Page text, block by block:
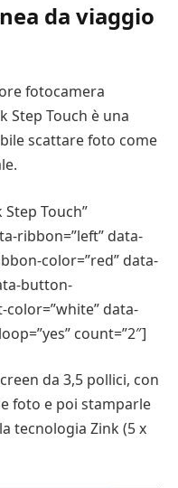
da viaggio
fotocamera
Step Touch è una
scattare foto come
Touch”
ribbon=”left” data-
color=”red” data-
button-
data-
count=”2″]
da 3,5 pollici, con
foto e poi stamparle
tecnologia Zink (5 x